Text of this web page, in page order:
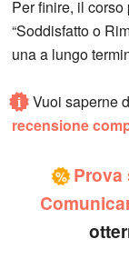
Per finire, il
“Soddisfatto o
una a lungo
i Vuoi saperne
recensione
% Prova